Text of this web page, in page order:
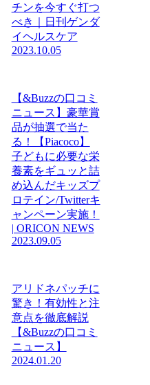
チンを今すぐ打つ
べき｜日刊ゲンダ
イヘルスケア
2023.10.05
【&Buzzの口コミ
ニュース】豪華賞
品が抽選で当た
る！【Piacoco】
子どもに必要な栄
養素をギュッと詰
め込んだキッズプ
ロテイン/Twitterキ
ャンペーン実施！
| ORICON NEWS
2023.09.05
アリドネパッチに
驚き！有効性と注
意点を徹底解説
【&Buzzの口コミ
ニュース】
2024.01.20